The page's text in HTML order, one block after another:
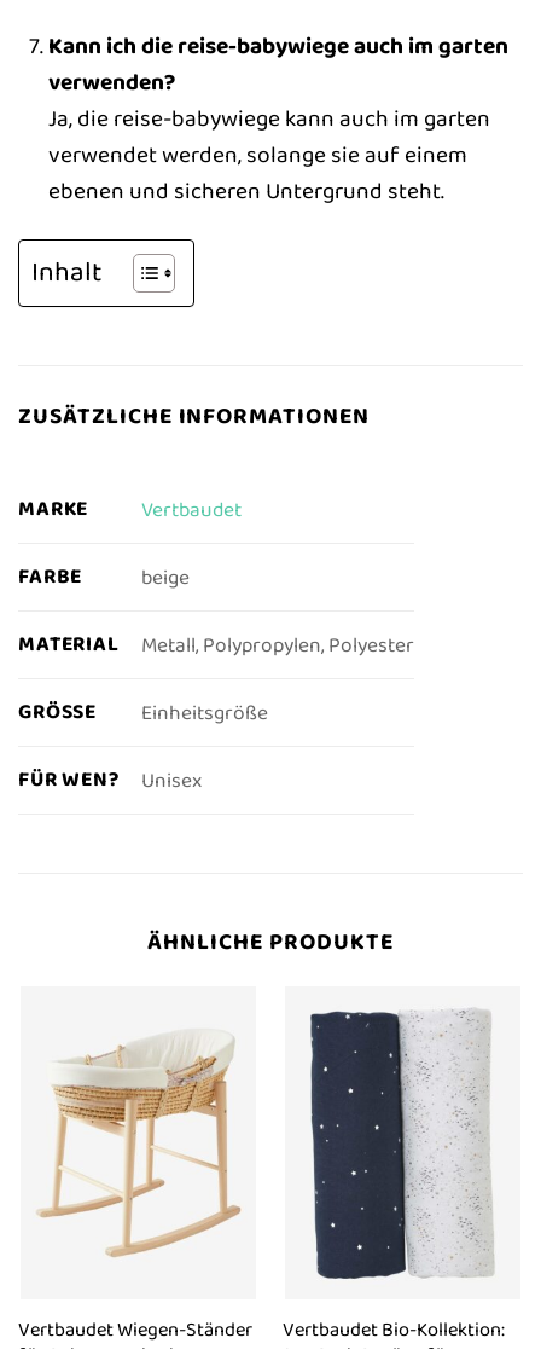
Kann ich die reise-babywiege auch im garten
verwenden?
Ja, die reise-babywiege kann auch im garten
verwendet werden, solange sie auf einem
ebenen und sicheren Untergrund steht.
Inhalt
ZUSÄTZLICHE INFORMATIONEN
MARKE Vertbaudet
FARBE beige
MATERIAL Metall, Polypropylen, Polyester
GRÖSSE Einheitsgröße
FÜR WEN? Unisex
ÄHNLICHE PRODUKTE
Vertbaudet Wiegen-Ständer
Vertbaudet Bio-Kollektion: